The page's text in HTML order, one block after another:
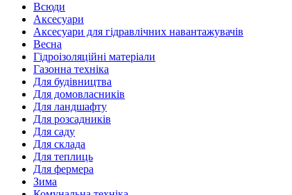
Всюди
Аксесуари
Аксесуари для гідравлічних навантажувачів
Весна
Гідроізоляційні матеріали
Газонна техніка
Для будівництва
Для домовласників
Для ландшафту
Для розсадників
Для саду
Для склада
Для теплиць
Для фермера
Зима